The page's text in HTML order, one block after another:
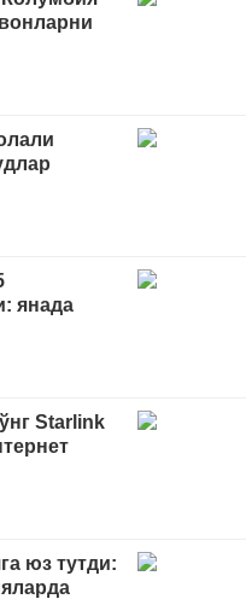
янада
Starlink
юз тутди: